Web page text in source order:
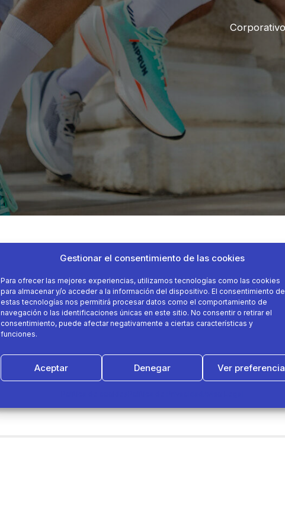
Gestionar el consentimiento de las cookies
Para ofrecer las mejores experiencias, utilizamos tecnologías como las cookies
para almacenar y/o acceder a la información del dispositivo. El consentimiento de
estas tecnologías nos permitirá procesar datos como el comportamiento de
navegación o las identificaciones únicas en este sitio. No consentir o retirar el
consentimiento, puede afectar negativamente a ciertas características y
funciones.
Aceptar Denegar Ver
Corporativo